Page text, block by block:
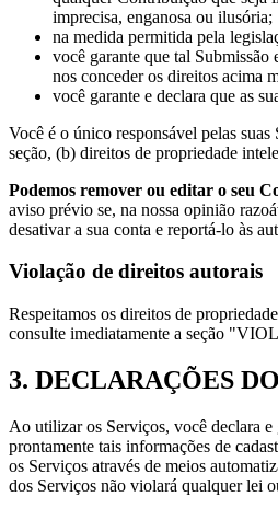
imprecisa, enganosa ou ilusória;
na medida permitida pela
você garante que tal Submissão
nos conceder os direitos acima
você garante e declara que as
Você é o único responsável pelas
seção, (b) direitos de propriedade
Podemos remover ou editar o seu
aviso prévio se, na nossa opinião
desativar a sua conta e reportá-lo às
Violação de direitos autorais
Respeitamos os direitos de
consulte imediatamente a seção
3. DECLARAÇÕES
Ao utilizar os Serviços, você declara e
prontamente tais informações de
os Serviços através de meios
dos Serviços não violará qualquer lei